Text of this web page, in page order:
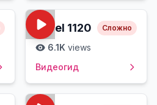
Level 1120 Сложно
6.1K views
Видеогид